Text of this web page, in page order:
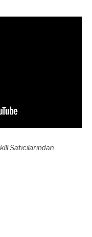
Satıcılarından